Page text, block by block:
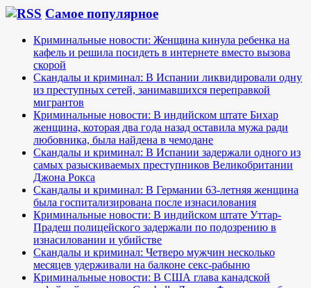
Самое популярное
Криминальные новости: Женщина кинула ребенка на
кафель и решила посидеть в интернете вместо вызова
скорой
Скандалы и криминал: В Испании ликвидировали одну
из преступных сетей, занимавшихся переправкой
мигрантов
Криминальные новости: В индийском штате Бихар
женщина, которая два года назад оставила мужа ради
любовника, была найдена в чемодане
Скандалы и криминал: В Испании задержали одного из
самых разыскиваемых преступников Великобритании
Джона Рокса
Скандалы и криминал: В Германии 63-летняя женщина
была госпитализирована после изнасилования
Криминальные новости: В индийском штате Уттар-
Прадеш полицейского задержали по подозрению в
изнасиловании и убийстве
Скандалы и криминал: Четверо мужчин несколько
месяцев удерживали на балконе секс-рабыню
Криминальные новости: В США глава канадской